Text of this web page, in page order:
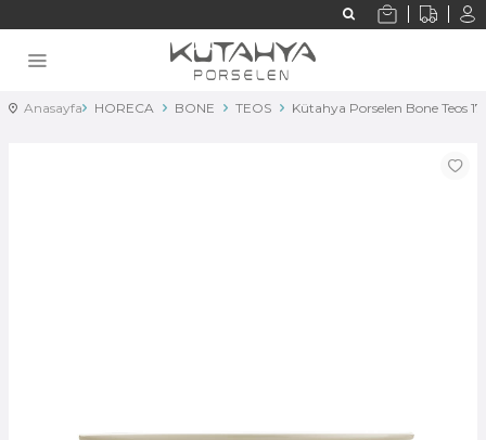
Anasayfa HORECA BONE TEOS Kütahya Porselen Bone Teos